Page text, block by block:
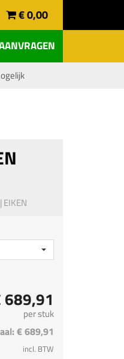
€ 0,00
689,91
per stuk
€ 689,91
incl. BTW